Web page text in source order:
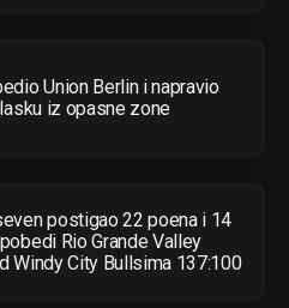
Union Berlin i napravio
iz opasne zone
postigao 22 poena i 14
Rio Grande Valley
Windy City Bullsima 137:100